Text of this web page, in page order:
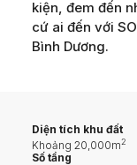
kiện, đem đến
cứ ai đến với
Bình Dương.
Diện tích khu đất
Khoảng 20,000m2
Số tầng